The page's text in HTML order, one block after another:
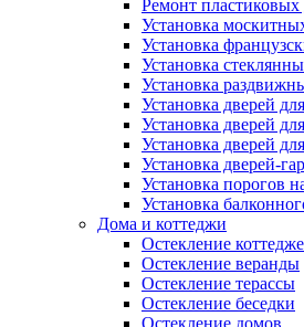
Ремонт пластиковых
Установка
Установка
Установка
Установка
Установка дверей
Установка дверей
Установка дверей
Установка дверей-
Установка порогов
Установка
Дома и коттеджи
Остекление
Остекление веранды
Остекление терассы
Остекление беседки
Остекление домов